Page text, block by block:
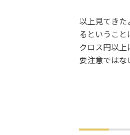
以上見てき
るというこ
クロス円以
要注意ではな